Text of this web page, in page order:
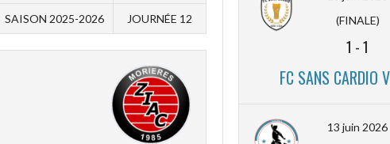
SAISON 2025-2026 JOURNÉE 12
(FINALE)
1 -1
FC SANS CARDIO
13 juin 2026